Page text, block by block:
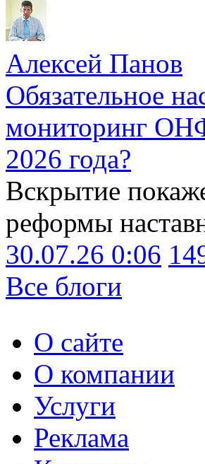
Алексей Панов
Обязательное
мониторинг
2026 года?
Вскрытие
реформы
30.07.26 0:06
Все блоги
О сайте
О компании
Услуги
Реклама